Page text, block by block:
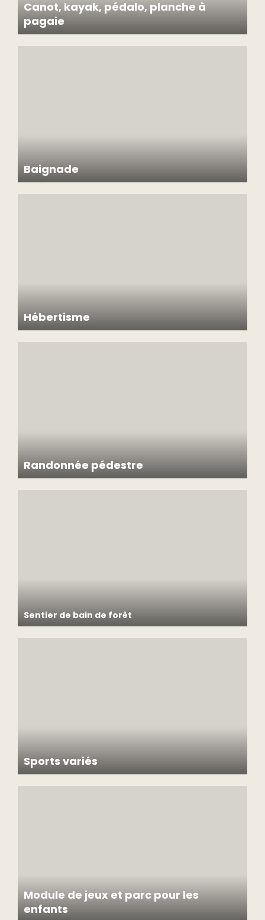
Canot, kayak, pédalo, planche à
pagaie
seules les embarcations appartenant à Chalets Lanaudière y sont
Baignade
Hébertisme
Randonnée pédestre
Sentier de bain de forêt
sur un parcours sensoriel autonome agrémenté de
Sports variés
frisbee
Module de jeux et parc pour les
enfants